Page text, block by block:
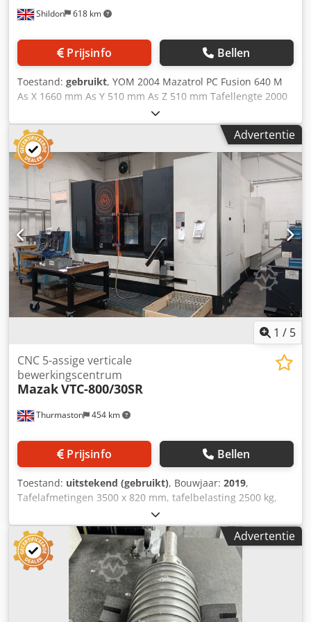
mm Verplaatsingsbereiken X-as: 1660 mm (met
Verplaatsingssnelheid Snelle verplaatsing: X/Y/Z-as: 20
m/min X/Y/Z-as: 1 - 5.000 mm/min Gereedschapsmagazijn
Gereedschapsplaatsen: 2 x 24 Spindeltoerentallen: 10.000
omw/min Accessoires: Afscheidingswand; Reinishaw-
meetvoeler; spanentransporteur !!! Optioneel met 2 Röhm-
spanenklemen Als u vragen heeft of meer informatie nodig
heeft, kunt u ons een bericht sturen of ons bellen.
Shildon 618 km
Prijsinfo Bellen
Toestand: gebruikt, YOM 2004 Mazatrol PC Fusion 640 M
As X 1660 mm As Y 510 mm As Z 510 mm Tafellengte 2000
mm Chjdpfev Ax Uysx Ag Aoa Tafelbreedte 510 mm Max.
onderdeelgewicht 1000 kg Aantal gereedschapszakken 30
Spindelconus CAT 40 Max. spindelsnelheid 10000 tpm
Spindelmotorvermogen 18,5 kW
Advertentie
1 / 5
Thurmaston 454 km
CNC 5-assige verticale
bewerkingscentrum
MazakVTC-800/30SR
Prijsinfo Bellen
Toestand: uitstekend (gebruikt), Bouwjaar: 2019,
Tafelafmetingen 3500 x 820 mm, tafelbelasting 2500 kg,
traversen XYZ 3000 x 800 x 720 mm, snelle traverse 50
m/min, spindelvermogen 35 kW, spindelsnelheid 18.000
tpm, 30-voudige gereedschapswisselaar (ATC),
spindelopname CT40, Mazak Smooth besturing, B-as +/-
110 graden, C-as 0,001 graden, koeling door de spil,
spanentransporteur. Csdpfx Agjzd Eqaj Asha
Advertentie